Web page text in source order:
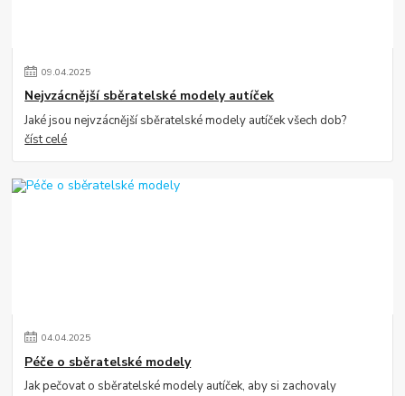
09.04.2025
Nejvzácnější sběratelské modely autíček
Jaké jsou nejvzácnější sběratelské modely autíček všech dob?
číst celé
04.04.2025
Péče o sběratelské modely
Jak pečovat o sběratelské modely autíček, aby si zachovaly